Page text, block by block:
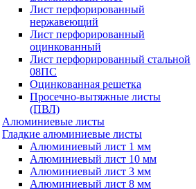
Лист перфорированный
нержавеющий
Лист перфорированный
оцинкованный
Лист перфорированный стальной
08ПС
Оцинкованная решетка
Просечно-вытяжные листы
(ПВЛ)
Алюминиевые листы
Гладкие алюминиевые листы
Алюминиевый лист 1 мм
Алюминиевый лист 10 мм
Алюминиевый лист 3 мм
Алюминиевый лист 8 мм